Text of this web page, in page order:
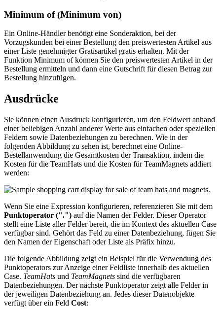
Minimum of (Minimum von)
Ein Online-Händler benötigt eine Sonderaktion, bei der
Vorzugskunden bei einer Bestellung den preiswertesten Artikel aus
einer Liste genehmigter Gratisartikel gratis erhalten. Mit der
Funktion Minimum ofkönnen Sie den preiswertesten Artikel in der
Bestellung ermitteln und dann eine Gutschrift für diesen Betrag zur
Bestellung hinzufügen.
Ausdrücke
Sie können einen Ausdruck konfigurieren, um den Feldwert anhand
einer beliebigen Anzahl anderer Werte aus einfachen oder speziellen
Feldern sowie Datenbeziehungen zu berechnen. Wie in der
folgenden Abbildung zu sehen ist, berechnet eine Online-
Bestellanwendung die Gesamtkosten der Transaktion, indem die
Kosten für die TeamHats und die Kosten für TeamMagnets addiert
werden:
Wenn Sie eine Expression konfigurieren, referenzieren Sie mit dem
Punktoperator (".") auf die Namen der Felder. Dieser Operator
stellt eine Liste aller Felder bereit, die im Kontext des aktuellen Case
verfügbar sind. Gehört das Feld zu einer Datenbeziehung, fügen Sie
den Namen der Eigenschaft oder Liste als Präfix hinzu.
Die folgende Abbildung zeigt ein Beispiel für die Verwendung des
Punktoperators zur Anzeige einer Feldliste innerhalb des aktuellen
Case. TeamHats und TeamMagnets sind die verfügbaren
Datenbeziehungen. Der nächste Punktoperator zeigt alle Felder in
der jeweiligen Datenbeziehung an. Jedes dieser Datenobjekte
verfügt über ein Feld Cost: